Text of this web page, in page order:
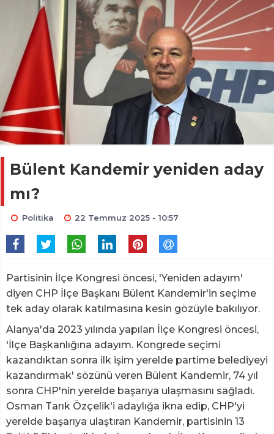
Bülent Kandemir yeniden aday
mı?
Politika 22 Temmuz 2025 - 10:57
Partisinin İlçe Kongresi öncesi, 'Yeniden adayım'
diyen CHP İlçe Başkanı Bülent Kandemir'in seçime
tek aday olarak katılmasına kesin gözüyle bakılıyor.
Alanya'da 2023 yılında yapılan İlçe Kongresi öncesi,
'İlçe Başkanlığına adayım. Kongrede seçimi
kazandıktan sonra ilk işim yerelde partime belediyeyi
kazandırmak' sözünü veren Bülent Kandemir, 74 yıl
sonra CHP'nin yerelde başarıya ulaşmasını sağladı.
Osman Tarık Özçelik'i adaylığa ikna edip, CHP'yi
yerelde başarıya ulaştıran Kandemir, partisinin 13